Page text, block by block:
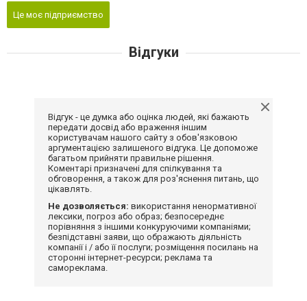
Це моє підприємство
Відгуки
Відгук - це думка або оцінка людей, які бажають
передати досвід або враження іншим
користувачам нашого сайту з обов'язковою
аргументацією залишеного відгука. Це допоможе
багатьом прийняти правильне рішення.
Коментарі призначені для спілкування та
обговорення, а також для роз'яснення питань, що
цікавлять.
Не дозволяється: використання ненормативної
лексики, погроз або образ; безпосереднє
порівняння з іншими конкуруючими компаніями;
безпідставні заяви, що ображають діяльність
компанії і / або її послуги; розміщення посилань на
сторонні інтернет-ресурси; реклама та
самореклама.